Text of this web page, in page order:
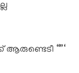
ആരുണ്ടെടീ “”‘